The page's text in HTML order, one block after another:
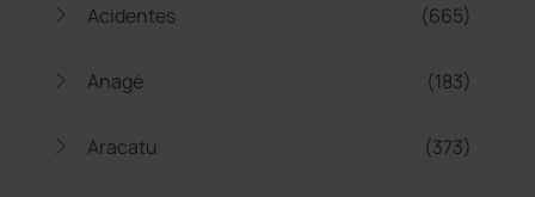
Acidentes (665)
Anagé (183)
Aracatu (373)